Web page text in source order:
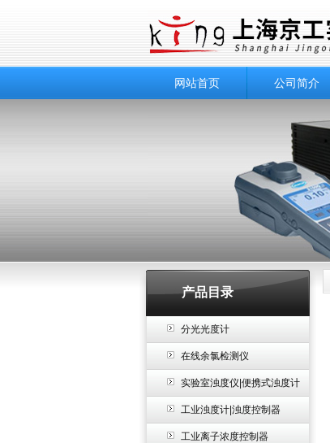
网站首页 公司简介
产品目录
分光光度计
在线余氯检测仪
实验室浊度仪|便携式浊度计
工业浊度计|浊度控制器
工业离子浓度控制器